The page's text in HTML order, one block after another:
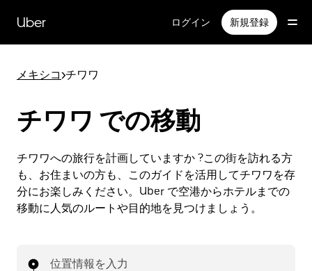
Uber ログイン 新規登録
メキシコ>チワワ
チワワ での移動
チワワへの旅行を計画していますか ?この街を訪れる方
も、お住まいの方も、このガイドを活用してチワワを存
分にお楽しみください。Uber で空港からホテルまでの
移動に人気のルートや目的地を見つけましょう。
位置情報を入力